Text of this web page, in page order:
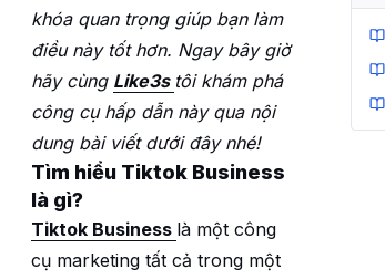
khóa quan trọng giúp bạn làm
điều này tốt hơn. Ngay bây giờ
hãy cùng Like3s tôi khám phá
công cụ hấp dẫn này qua nội
dung bài viết dưới đây nhé!
Tìm hiểu Tiktok Business
là gì?
Tiktok Business là một công
cụ marketing tất cả trong một